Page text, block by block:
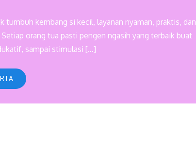
tumbuh kembang si kecil, layanan nyaman, praktis, dan
orang tua pasti pengen ngasih yang terbaik buat
sampai stimulasi […]